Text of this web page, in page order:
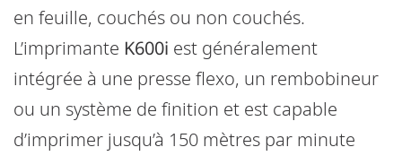
en feuille, couchés ou non couchés.
L’imprimante K600i est généralement
intégrée à une presse flexo, un rembobineur
ou un système de finition et est capable
d’imprimer jusqu’à 150 mètres par minute